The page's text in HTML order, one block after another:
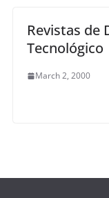
Revistas de
Tecnológico
March 2, 2000